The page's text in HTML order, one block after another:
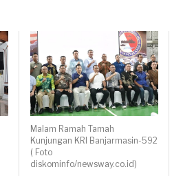
Malam Ramah Tamah
Kunjungan KRI Banjarmasin-592
( Foto
diskominfo/newsway.co.id)